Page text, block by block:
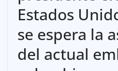
Estados
se espera la
del actual